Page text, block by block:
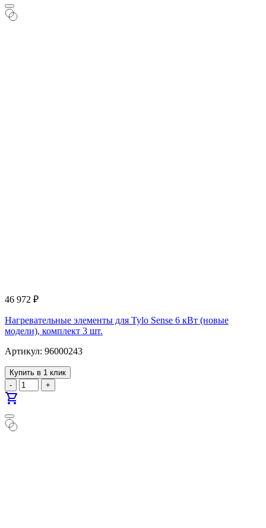
46 972 ₽
Нагревательные элементы для Tylo Sense 6 кВт (новые
модели), комплект 3 шт.
Артикул: 96000243
Купить в 1 клик
-
+
shopping_cart